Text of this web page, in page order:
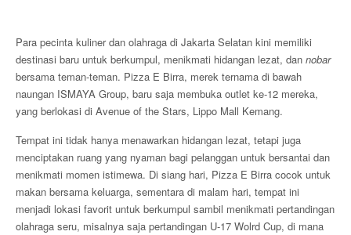
Para pecinta kuliner dan olahraga di Jakarta Selatan kini memiliki
destinasi baru untuk berkumpul, menikmati hidangan lezat, dan nobar
bersama teman-teman. Pizza E Birra, merek ternama di bawah
naungan ISMAYA Group, baru saja membuka outlet ke-12 mereka,
yang berlokasi di Avenue of the Stars, Lippo Mall Kemang.
Tempat ini tidak hanya menawarkan hidangan lezat, tetapi juga
menciptakan ruang yang nyaman bagi pelanggan untuk bersantai dan
menikmati momen istimewa. Di siang hari, Pizza E Birra cocok untuk
makan bersama keluarga, sementara di malam hari, tempat ini
menjadi lokasi favorit untuk berkumpul sambil menikmati pertandingan
olahraga seru, misalnya saja pertandingan U-17 Wolrd Cup, di mana